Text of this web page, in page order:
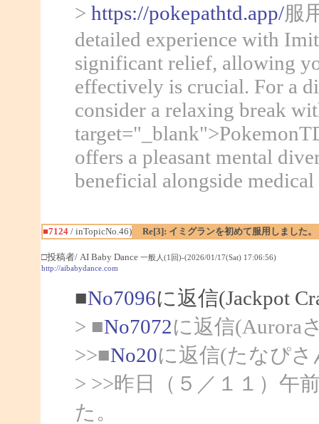
> https://pokepathtd.app/服
detailed experience with
significant relief, allowing
effectively is crucial. For a
consider a relaxing break
offers a pleasant mental
beneficial alongside medical
■7124/ inTopicNo.46) Re[3]: イミグランを初めて服用しました。
□投稿者/ AI Baby Dance 一般人(1回)-(2026/01/17(Sat) 17:06:56)
http://aibabydance.com
■No7096に返信(Jackpot
> ■No7072に返信(Aurora
>>■No20に返信(たなぴさ
> >>昨日（５／１１）午
た。